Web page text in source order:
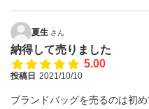
夏生 さん
納得して売りました
5.00
投稿日 2021/10/10
ブランドバッグを売るのは初